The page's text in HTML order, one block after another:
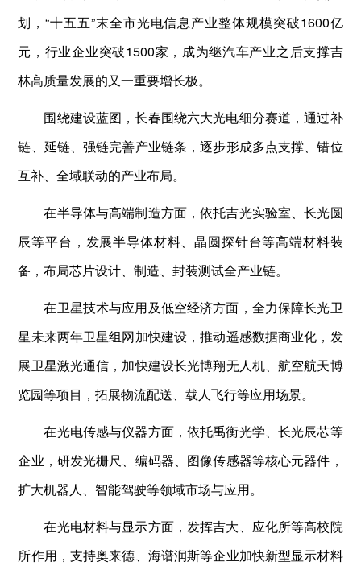
划，“十五五”末全市光电信息产业整体规模突破1600亿
元，行业企业突破1500家，成为继汽车产业之后支撑吉
林高质量发展的又一重要增长极。
围绕建设蓝图，长春围绕六大光电细分赛道，通过补
链、延链、强链完善产业链条，逐步形成多点支撑、错位
互补、全域联动的产业布局。
在半导体与高端制造方面，依托吉光实验室、长光圆
辰等平台，发展半导体材料、晶圆探针台等高端材料装
备，布局芯片设计、制造、封装测试全产业链。
在卫星技术与应用及低空经济方面，全力保障长光卫
星未来两年卫星组网加快建设，推动遥感数据商业化，发
展卫星激光通信，加快建设长光博翔无人机、航空航天博
览园等项目，拓展物流配送、载人飞行等应用场景。
在光电传感与仪器方面，依托禹衡光学、长光辰芯等
企业，研发光栅尺、编码器、图像传感器等核心元器件，
扩大机器人、智能驾驶等领域市场与应用。
在光电材料与显示方面，发挥吉大、应化所等高校院
所作用，支持奥来德、海谱润斯等企业加快新型显示材料